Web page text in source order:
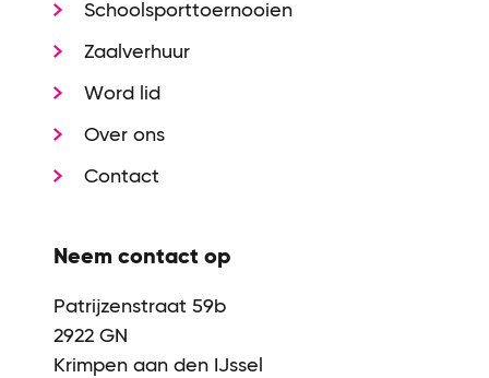
Schoolsporttoernooien
Zaalverhuur
Word lid
Over ons
Contact
Neem contact op
Patrijzenstraat 59b
2922 GN
Krimpen aan den IJssel